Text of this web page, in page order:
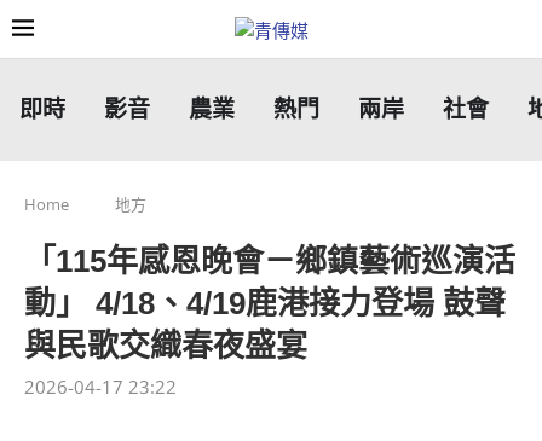
即時 影音 農業 熱門 兩岸 社會
Home 地方
「115年感恩晚會－鄉鎮藝術巡演活
動」 4/18、4/19鹿港接力登場 鼓聲
與民歌交織春夜盛宴
2026-04-17 23:22